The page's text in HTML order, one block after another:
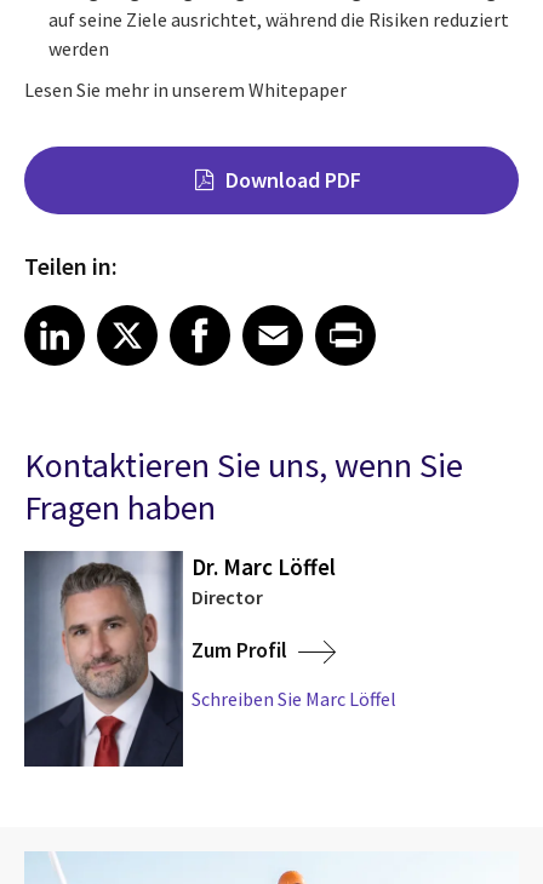
auf seine Ziele ausrichtet, während die Risiken reduziert
werden
Lesen Sie mehr in unserem Whitepaper
Download PDF
Teilen in:
Share on LinkedIn
LinkedIn
Share on X Share on Facebook
Facebook
Share on EmailEmailShare on Print
Kontaktieren Sie uns, wenn Sie
Fragen haben
Dr. Marc Löffel
Director
Zum Profil
Schreiben Sie Marc Löffel